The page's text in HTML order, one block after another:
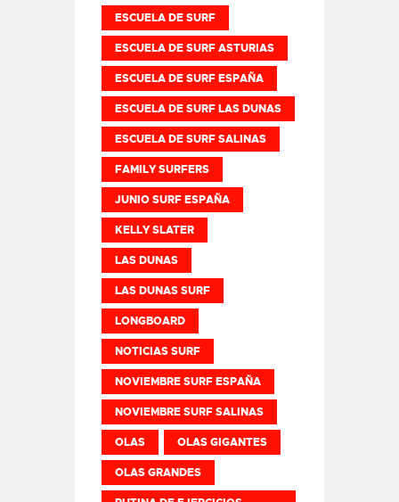
ESCUELA DE SURF
ESCUELA DE SURF ASTURIAS
ESCUELA DE SURF ESPAÑA
ESCUELA DE SURF LAS DUNAS
ESCUELA DE SURF SALINAS
FAMILY SURFERS
JUNIO SURF ESPAÑA
KELLY SLATER
LAS DUNAS
LAS DUNAS SURF
LONGBOARD
NOTICIAS SURF
NOVIEMBRE SURF ESPAÑA
NOVIEMBRE SURF SALINAS
OLAS OLAS GIGANTES
OLAS GRANDES